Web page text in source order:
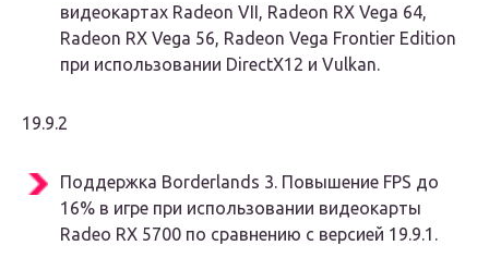
видеокартах Radeon VII, Radeon RX Vega 64,
Radeon RX Vega 56, Radeon Vega Frontier Edition
при использовании DirectX12 и Vulkan.
19.9.2
Поддержка Borderlands 3. Повышение FPS до
16% в игре при использовании видеокарты
Radeo RX 5700 по сравнению с версией 19.9.1.